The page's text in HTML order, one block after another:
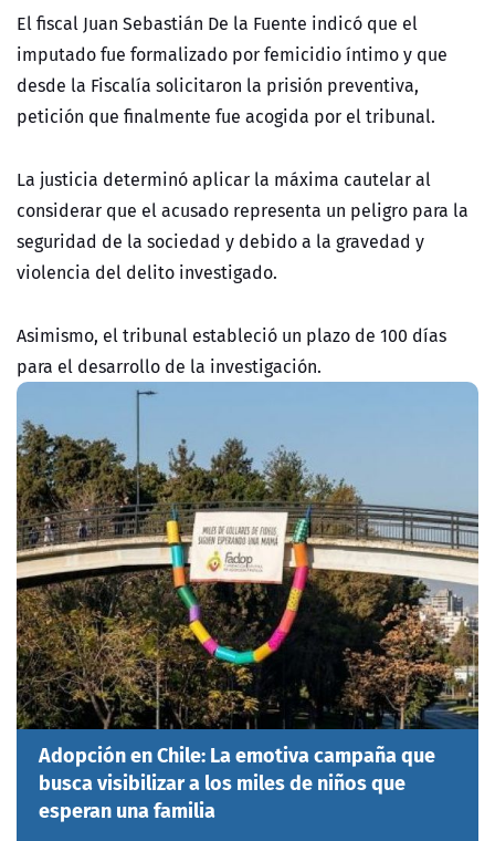
El fiscal Juan Sebastián De la Fuente indicó que el
imputado fue formalizado por femicidio íntimo y que
desde la Fiscalía solicitaron la prisión preventiva,
petición que finalmente fue acogida por el tribunal.
La justicia determinó aplicar la máxima cautelar al
considerar que el acusado representa un peligro para la
seguridad de la sociedad y debido a la gravedad y
violencia del delito investigado.
Asimismo, el tribunal estableció un plazo de 100 días
para el desarrollo de la investigación.
Adopción en Chile: La emotiva campaña que
busca visibilizar a los miles de niños que
esperan una familia